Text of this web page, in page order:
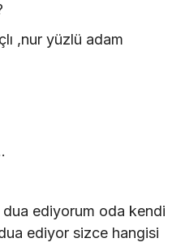
,nur yüzlü adam
ediyorum oda kendi
ediyor sizce hangisi